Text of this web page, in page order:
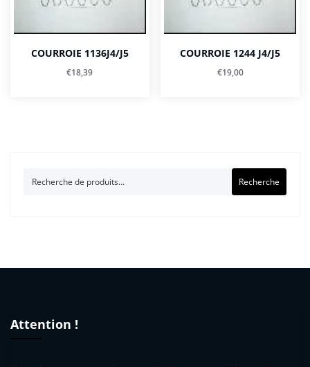
COURROIE 1136J4/J5
€18,39
COURROIE 1244 J4/J5
€19,00
Recherche
Attention !